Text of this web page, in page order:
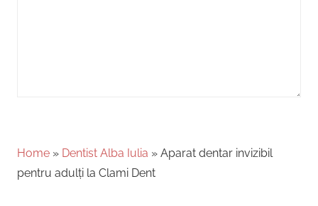
Home » Dentist Alba Iulia » Aparat dentar invizibil
pentru adulți la Clami Dent